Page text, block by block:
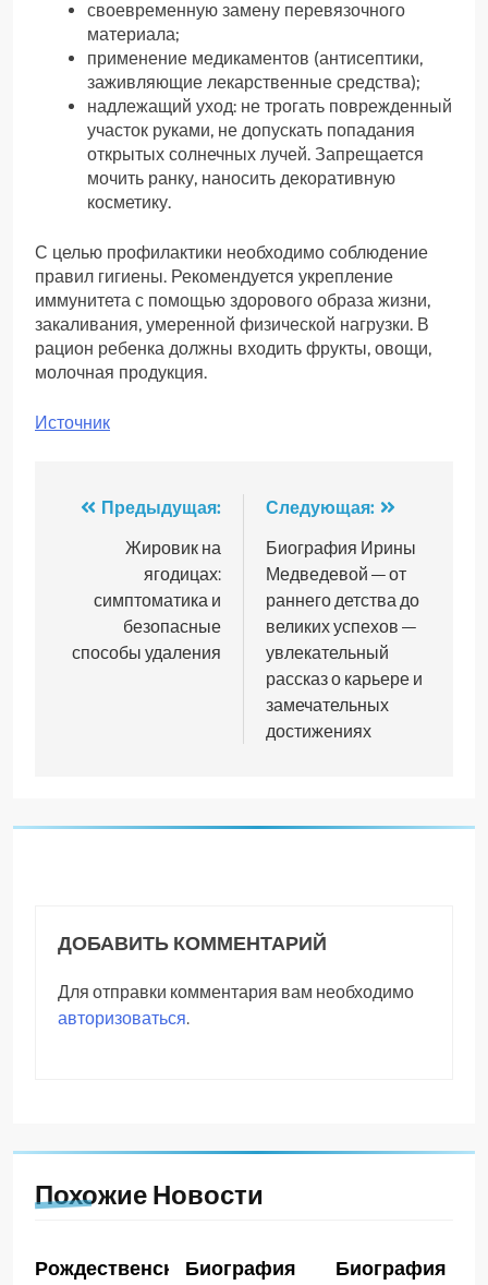
своевременную замену перевязочного
материала;
применение медикаментов (антисептики,
заживляющие лекарственные средства);
надлежащий уход: не трогать поврежденный
участок руками, не допускать попадания
открытых солнечных лучей. Запрещается
мочить ранку, наносить декоративную
косметику.
С целью профилактики необходимо соблюдение
правил гигиены. Рекомендуется укрепление
иммунитета с помощью здорового образа жизни,
закаливания, умеренной физической нагрузки. В
рацион ребенка должны входить фрукты, овощи,
молочная продукция.
Источник
Навигация
записям
Предыдущая:
Жировик на
ягодицах:
симптоматика и
безопасные
способы удаления
Следующая:
Биография Ирины
Медведевой — от
раннего детства до
великих успехов —
увлекательный
рассказ о карьере и
замечательных
достижениях
ДОБАВИТЬ КОММЕНТАРИЙ
Для отправки комментария вам необходимо
авторизоваться.
Похожие Новости
РождественскаяБиография
Биография